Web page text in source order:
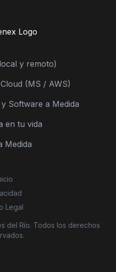
y remoto)
(MS / AWS)
Software a Medida
en tu vida
Medida
Legal
del Río. Todos los derechos